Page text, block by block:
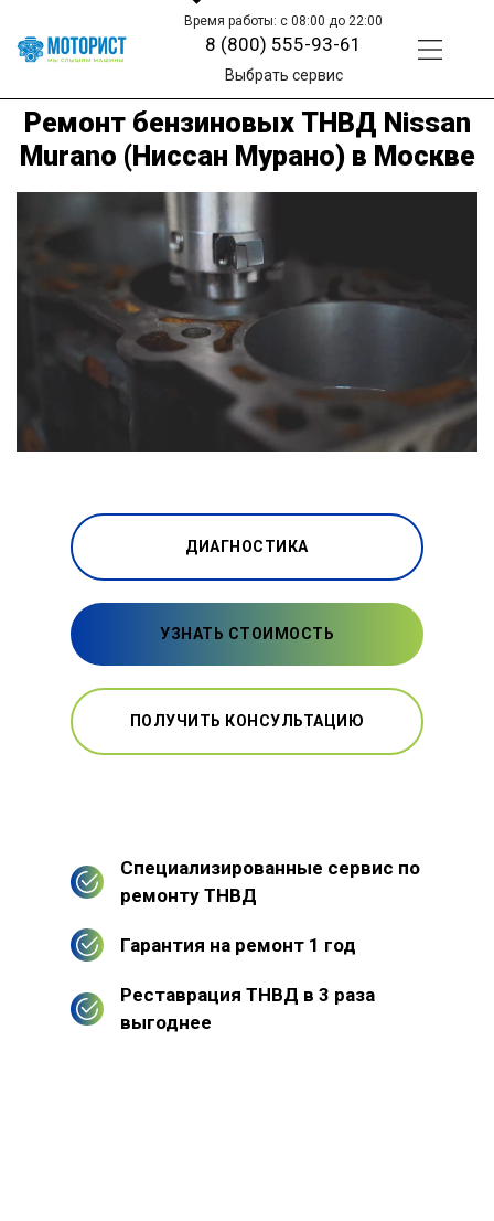
Время работы: с 08:00 до 22:00
8 (800) 555-93-61
Выбрать сервис
Ремонт бензиновых ТНВД Nissan
Murano (Ниссан Мурано) в Москве
ДИАГНОСТИКА
УЗНАТЬ СТОИМОСТЬ
ПОЛУЧИТЬ КОНСУЛЬТАЦИЮ
Специализированные сервис по
ремонту ТНВД
Гарантия на ремонт 1 год
Реставрация ТНВД в 3 раза
выгоднее